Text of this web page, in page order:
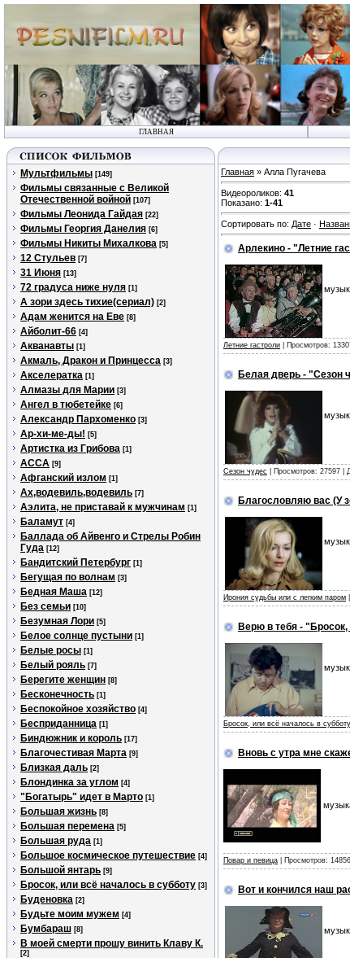
ГЛАВНАЯ
Мультфильмы [149]
Фильмы связанные с Великой
Отечественной войной [107]
Фильмы Леонида Гайдая [22]
Фильмы Георгия Данелия [6]
Фильмы Никиты Михалкова [5]
12 Стульев [7]
31 Июня [13]
72 градуса ниже нуля [1]
А зори здесь тихие(сериал) [2]
Адам женится на Еве [8]
Айболит-66 [4]
Акванавты [1]
Акмаль, Дракон и Принцесса [3]
Акселератка [1]
Алмазы для Марии [3]
Ангел в тюбетейке [6]
Александр Пархоменко [3]
Ар-хи-ме-ды! [5]
Артистка из Грибова [1]
АССА [9]
Афганский излом [1]
Ах,водевиль,водевиль [7]
Аэлита, не приставай к мужчинам [1]
Баламут [4]
Баллада об Айвенго и Стрелы Робин
Гуда [12]
Бандитский Петербург [1]
Бегущая по волнам [3]
Бедная Маша [12]
Без семьи [10]
Безумная Лори [5]
Белое солнце пустыни [1]
Белые росы [1]
Белый рояль [7]
Берегите женщин [8]
Бесконечность [1]
Беспокойное хозяйство [4]
Бесприданница [1]
Биндюжник и король [17]
Благочестивая Марта [9]
Близкая даль [2]
Блондинка за углом [4]
"Богатырь" идет в Марто [1]
Большая жизнь [8]
Большая перемена [5]
Большая руда [1]
Большое космическое путешествие [4]
Большой янтарь [9]
Бросок, или всё началось в субботу [3]
Буденовка [2]
Будьте моим мужем [4]
Бумбараш [8]
В моей смерти прошу винить Клаву К.
[2]
Главная » Алла Пугачева
Видеороликов: 41
Показано: 1-41
Сортировать по: Дате ·
Арлекино - "Летние
Летние гастроли | Просмотров:
Белая дверь - "Сезон
Сезон чудес | Просмотров: 27597 |
Благословляю вас (У
Ирония судьбы или с легким паром
Верю в тебя -
Бросок, или всё началось в субботу
Вновь с утра мне
Повар и певица | Просмотров:
Вот и кончился наш